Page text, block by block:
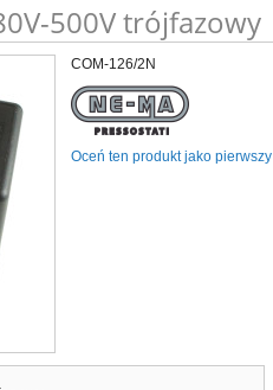
500V trójfazowy
COM-126/2N
Oceń ten produkt jako pierwszy